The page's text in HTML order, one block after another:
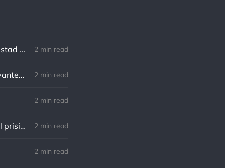
Robert Southey: No hay distancia o tiempo que pueda disminuir la amistad de aquellos que están completamente convencidos del valor del otro 2 min read
William Shakespeare: Nuestro destino está en las estrellas, así que levantemos nuestros ojos al cielo 2 min read
2 min read
Lewis B. Smedes: Perdonar es liberar a un prisionero y descubrir que el prisionero eras tú 2 min read
2 min read